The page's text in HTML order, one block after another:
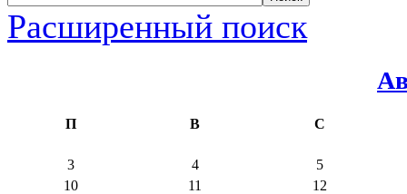
Расширенный поиск
П В С
3 4
5
10
11
12